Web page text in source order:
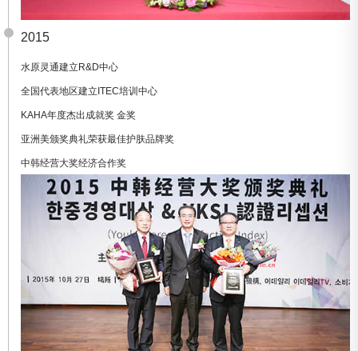
2015
水原灵通建立R&D中心
全国代表地区建立ITEC培训中心
KAHA年度杰出成就奖 金奖
亚洲美颁奖典礼荣获最佳护肤品牌奖
中韩经营大奖经济合作奖